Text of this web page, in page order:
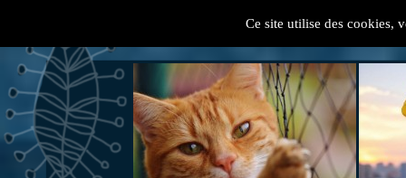
Ce site utilise des cookies,
" Mes conseils